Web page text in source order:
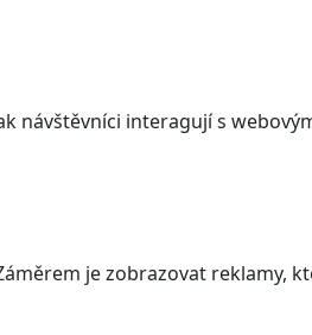
interagují s
je zobrazovat